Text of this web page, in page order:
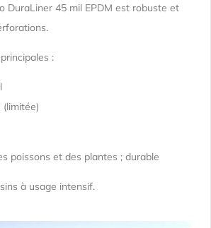
DuraLiner 45 mil EPDM est robuste et
:
(limitée)
poissons et des plantes ; durable
à usage intensif.